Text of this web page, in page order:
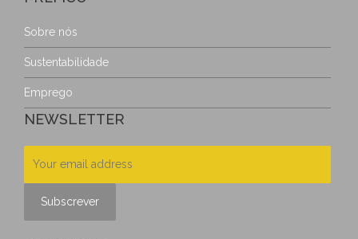
Sobre nós
Sustentabilidade
Emprego
NEWSLETTER